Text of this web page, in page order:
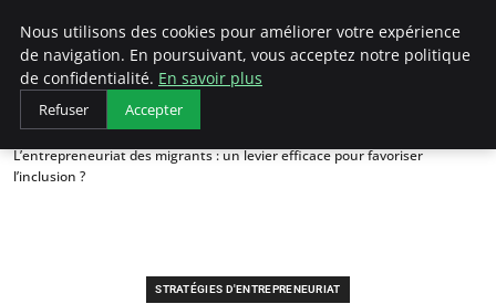
LECFCM
Accueil
Stratégies d'entrepreneuriat
L’entrepreneuriat des migrants : un levier efficace pour favoriser
l’inclusion ?
STRATÉGIES D'ENTREPRENEURIAT
Nous utilisons des cookies pour améliorer votre expérience
de navigation. En poursuivant, vous acceptez notre politique
de confidentialité. En savoir plus
Refuser Accepter